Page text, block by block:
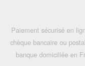
Paiement sécurisé en
chèque bancaire ou
banque domiciliée en